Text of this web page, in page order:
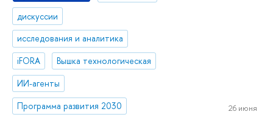
дискуссии
исследования и аналитика
iFORA
Вышка технологическая
ИИ-агенты
Программа развития 2030
26 июня